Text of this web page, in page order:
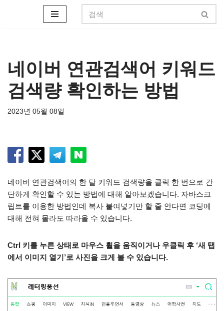
로
건
너
뛰
기
네이버 연관검색어 키워드
검색량 확인하는 방법
2023년 05월 08일
네이버 연관검색어의 한 달 키워드 검색량을 클릭 한 번으로 간
단하게 확인할 수 있는 방법에 대해 알아보겠습니다. 자바스크
립트를 이용한 방법인데 복사 붙여넣기만 할 줄 안다면 코딩에
대해 전혀 몰라도 따라올 수 있습니다.
Ctrl 키를 누른 상태로 마우스 휠을 움직이거나 우클릭 후 ‘새 탭
에서 이미지 열기’로 사진을 크게 볼 수 있습니다.